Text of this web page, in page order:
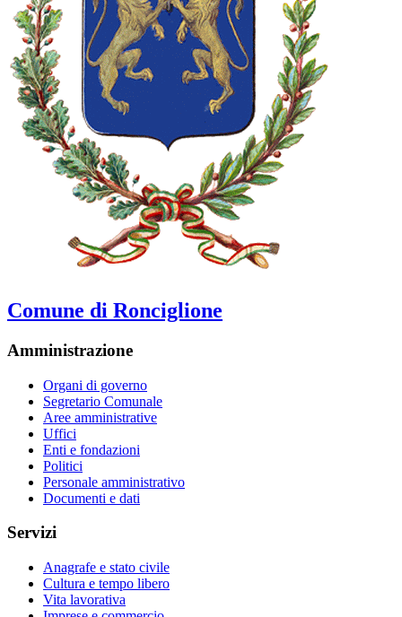
Comune di Ronciglione
Amministrazione
Organi di governo
Segretario Comunale
Aree amministrative
Uffici
Enti e fondazioni
Politici
Personale amministrativo
Documenti e dati
Servizi
Anagrafe e stato civile
Cultura e tempo libero
Vita lavorativa